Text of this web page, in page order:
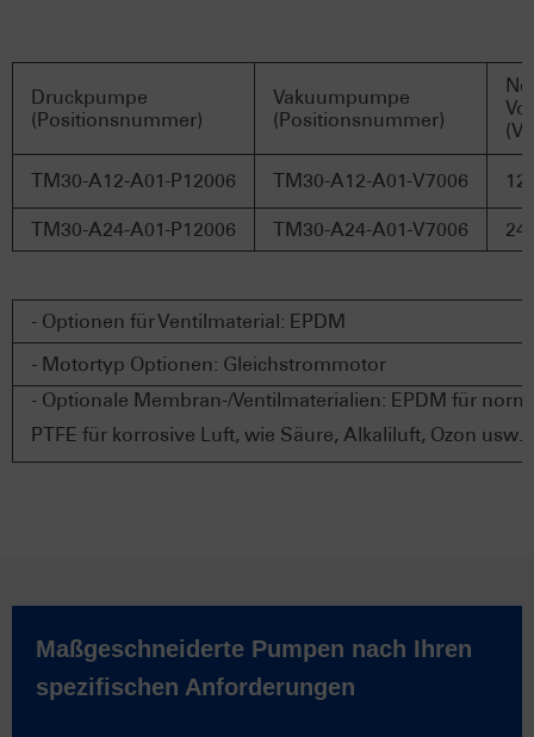
Druckpumpe
(Positionsnummer)
Vakuumpumpe
(Positionsnummer)
TM30-A12-A01-P12006 TM30-A12-A01-V7006 12
TM30-A24-A01-P12006 TM30-A24-A01-V7006 24
- Optionen für Ventilmaterial: EPDM
- Motortyp Optionen: Gleichstrommotor
- Optionale Membran-/Ventilmaterialien: EPDM für
PTFE für korrosive Luft, wie Säure, Alkaliluft, Ozon usw.
Maßgeschneiderte Pumpen nach Ihren
spezifischen Anforderungen